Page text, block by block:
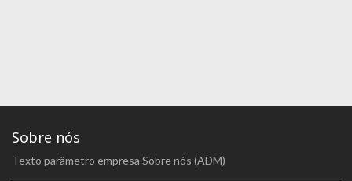
Sobre nós
Texto parâmetro empresa Sobre nós (ADM)